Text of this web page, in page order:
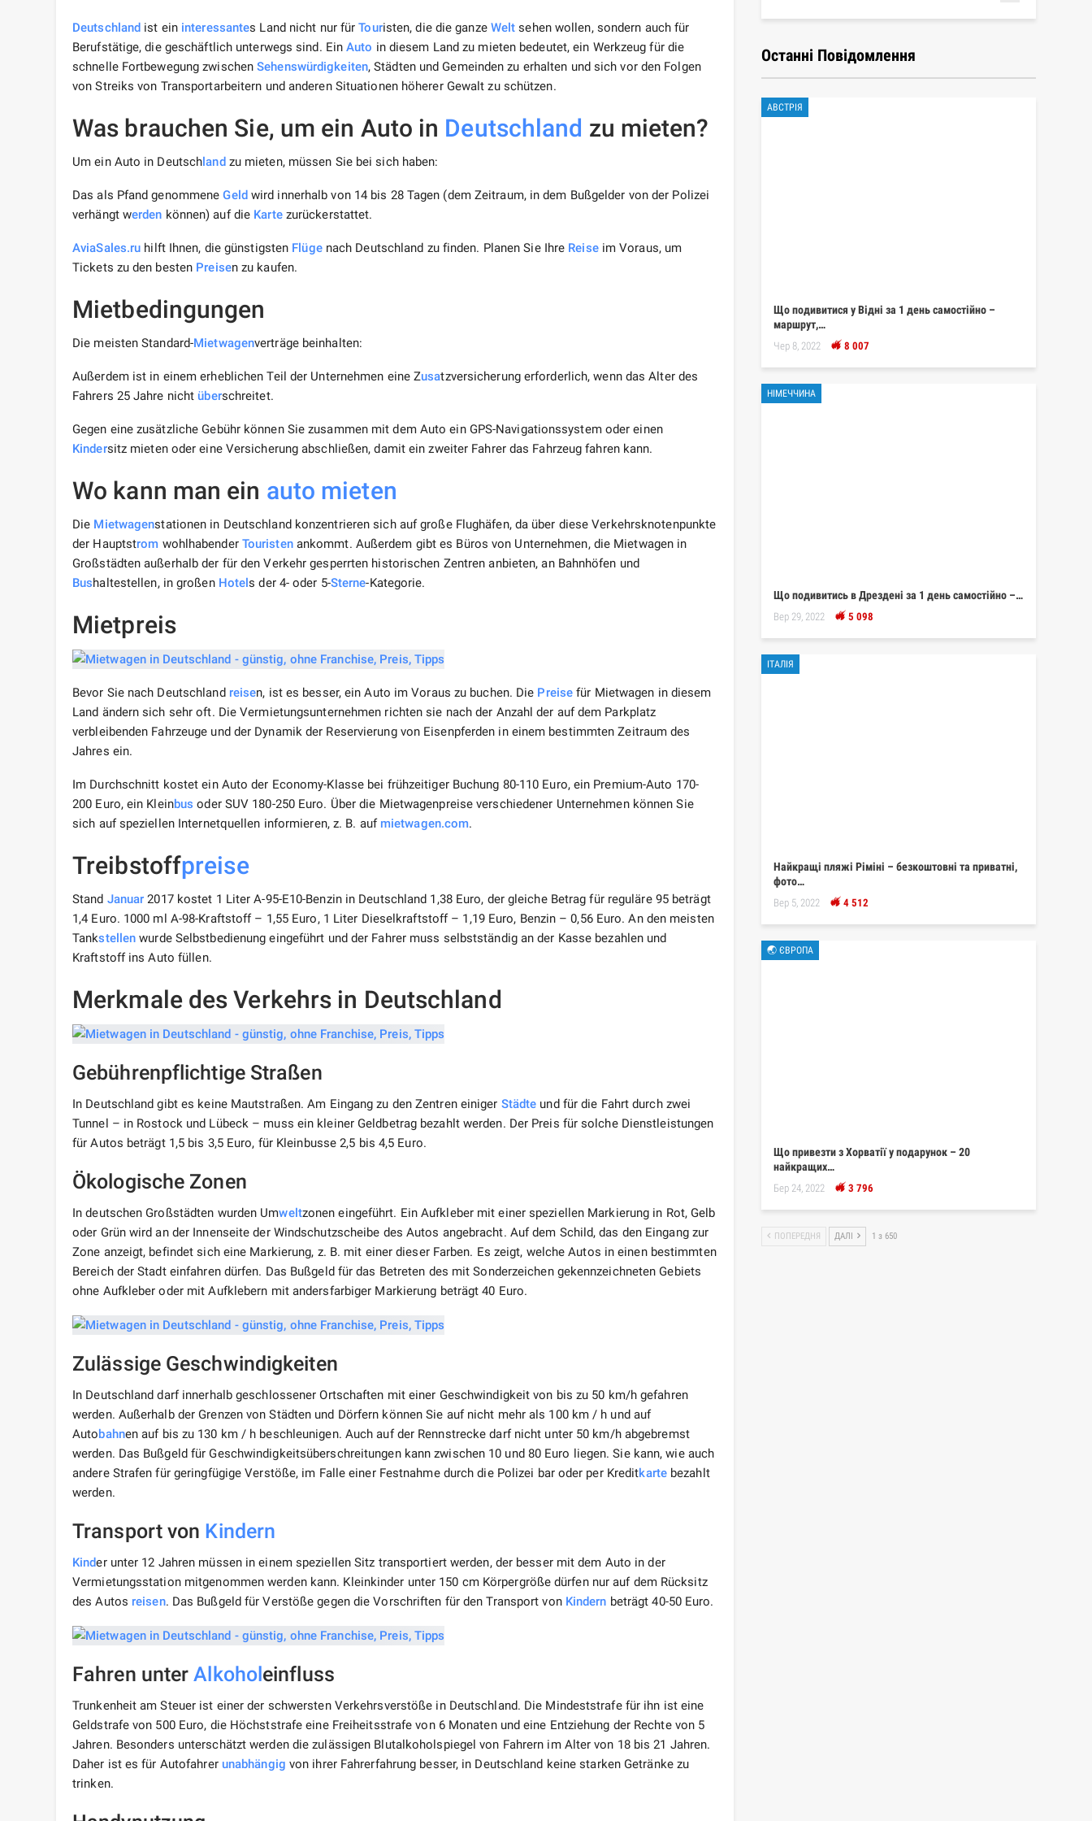
Deutschland ist ein interessantes Land nicht nur fürTouristen, die die ganze Welt sehen wollen, sondern auch für
Berufstätige, die geschäftlich unterwegs sind. EinAuto in diesem Land zu mieten bedeutet, ein Werkzeug für die
schnelle Fortbewegung zwischenSehenswürdigkeiten, Städten und Gemeinden zu erhalten und sich vor den Folgen
von Streiks von Transportarbeitern und anderen Situationen höherer Gewalt zu schützen.
Was brauchen Sie, um ein Auto in Deutschland zu mieten?
Um ein Auto in Deutschlandzu mieten, müssen Sie bei sich haben:
Das als Pfand genommeneGeldwird innerhalb von 14 bis 28 Tagen (dem Zeitraum, in dem Bußgelder von der Polizei
verhängt werden können) auf die Kartezurückerstattet.
AviaSales.ru hilft Ihnen, die günstigsten Flügenach Deutschland zu finden. Planen Sie Ihre Reiseim Voraus, um
Tickets zu den besten Preisen zu kaufen.
Mietbedingungen
Die meisten Standard-Mietwagenverträge beinhalten:
Außerdem ist in einem erheblichen Teil der Unternehmen eine Zusatzversicherung erforderlich, wenn das Alter des
Fahrers 25 Jahre nichtüberschreitet.
Gegen eine zusätzliche Gebühr können Sie zusammen mit dem Auto ein GPS-Navigationssystem oder einen
Kindersitz mieten oder eine Versicherung abschließen, damit ein zweiter Fahrer das Fahrzeug fahren kann.
Wo kann man ein auto mieten
Die Mietwagenstationen in Deutschland konzentrieren sich auf große Flughäfen, da über diese Verkehrsknotenpunkte
der Hauptstrom wohlhabender Touristenankommt. Außerdem gibt es Büros von Unternehmen, die Mietwagen in
Großstädten außerhalb der für den Verkehr gesperrten historischen Zentren anbieten, an Bahnhöfen und
Bushaltestellen, in großen Hotels der 4- oder 5-Sterne-Kategorie.
Mietpreis
Bevor Sie nach Deutschland reisen, ist es besser, ein Auto im Voraus zu buchen. Die Preise für Mietwagen in diesem
Land ändern sich sehr oft. Die Vermietungsunternehmen richten sie nach der Anzahl der auf dem Parkplatz
verbleibenden Fahrzeuge und der Dynamik der Reservierung von Eisenpferden in einem bestimmten Zeitraum des
Jahres ein.
Im Durchschnitt kostet ein Auto der Economy-Klasse bei frühzeitiger Buchung 80-110 Euro, ein Premium-Auto 170-
200 Euro, ein Kleinbus oder SUV 180-250 Euro. Über die Mietwagenpreise verschiedener Unternehmen können Sie
sich auf speziellen Internetquellen informieren, z. B. auf mietwagen.com.
Treibstoffpreise
Stand Januar 2017 kostet 1 Liter A-95-E10-Benzin in Deutschland 1,38 Euro, der gleiche Betrag für reguläre 95 beträgt
1,4 Euro. 1000 ml A-98-Kraftstoff – 1,55 Euro, 1 Liter Dieselkraftstoff – 1,19 Euro, Benzin – 0,56 Euro. An den meisten
Tankstellen wurde Selbstbedienung eingeführt und der Fahrer muss selbstständig an der Kasse bezahlen und
Kraftstoff ins Auto füllen.
Merkmale des Verkehrs in Deutschland
Gebührenpflichtige Straßen
In Deutschland gibt es keine Mautstraßen. Am Eingang zu den Zentren einiger Städte und für die Fahrt durch zwei
Tunnel – in Rostock und Lübeck – muss ein kleiner Geldbetrag bezahlt werden. Der Preis für solche Dienstleistungen
für Autos beträgt 1,5 bis 3,5 Euro, für Kleinbusse 2,5 bis 4,5 Euro.
Ökologische Zonen
In deutschen Großstädten wurden Umweltzonen eingeführt. Ein Aufkleber mit einer speziellen Markierung in Rot, Gelb
oder Grün wird an der Innenseite der Windschutzscheibe des Autos angebracht. Auf dem Schild, das den Eingang zur
Zone anzeigt, befindet sich eine Markierung, z. B. mit einer dieser Farben. Es zeigt, welche Autos in einen bestimmten
Bereich der Stadt einfahren dürfen. Das Bußgeld für das Betreten des mit Sonderzeichen gekennzeichneten Gebiets
ohne Aufkleber oder mit Aufklebern mit andersfarbiger Markierung beträgt 40 Euro.
Zulässige Geschwindigkeiten
In Deutschland darf innerhalb geschlossener Ortschaften mit einer Geschwindigkeit von bis zu 50 km/h gefahren
werden. Außerhalb der Grenzen von Städten und Dörfern können Sie auf nicht mehr als 100 km / h und auf
Autobahnen auf bis zu 130 km / h beschleunigen. Auch auf der Rennstrecke darf nicht unter 50 km/h abgebremst
werden. Das Bußgeld für Geschwindigkeitsüberschreitungen kann zwischen 10 und 80 Euro liegen. Sie kann, wie auch
andere Strafen für geringfügige Verstöße, im Falle einer Festnahme durch die Polizei bar oder per Kreditkartebezahlt
werden.
Transport von Kindern
Kinder unter 12 Jahren müssen in einem speziellen Sitz transportiert werden, der besser mit dem Auto in der
Vermietungsstation mitgenommen werden kann. Kleinkinder unter 150 cm Körpergröße dürfen nur auf dem Rücksitz
des Autos reisen. Das Bußgeld für Verstöße gegen die Vorschriften für den Transport von Kindern beträgt 40-50 Euro.
Fahren unterAlkoholeinfluss
Trunkenheit am Steuer ist einer der schwersten Verkehrsverstöße in Deutschland. Die Mindeststrafe für ihn ist eine
Geldstrafe von 500 Euro, die Höchststrafe eine Freiheitsstrafe von 6 Monaten und eine Entziehung der Rechte von 5
Jahren. Besonders unterschätzt werden die zulässigen Blutalkoholspiegel von Fahrern im Alter von 18 bis 21 Jahren.
Daher ist es für Autofahrer unabhängig von ihrer Fahrerfahrung besser, in Deutschland keine starken Getränke zu
trinken.
Останні Повідомлення
АВСТРІЯ
Що подивитися у Відні за 1 день самостійно –
маршрут,…
Чер 8, 2022 8 007
НІМЕЧЧИНА
Що подивитись в Дрездені за 1 день самостійно –…
Вер 29, 2022 5 098
ІТАЛІЯ
Найкращі пляжі Ріміні – безкоштовні та приватні,
фото…
Вер 5, 2022 4 512
🌏 ЄВРОПА
Що привезти з Хорватії у подарунок – 20
найкращих…
Бер 24, 2022 3 796
ПОПЕРЕДНЯ ДАЛІ 1 з 650